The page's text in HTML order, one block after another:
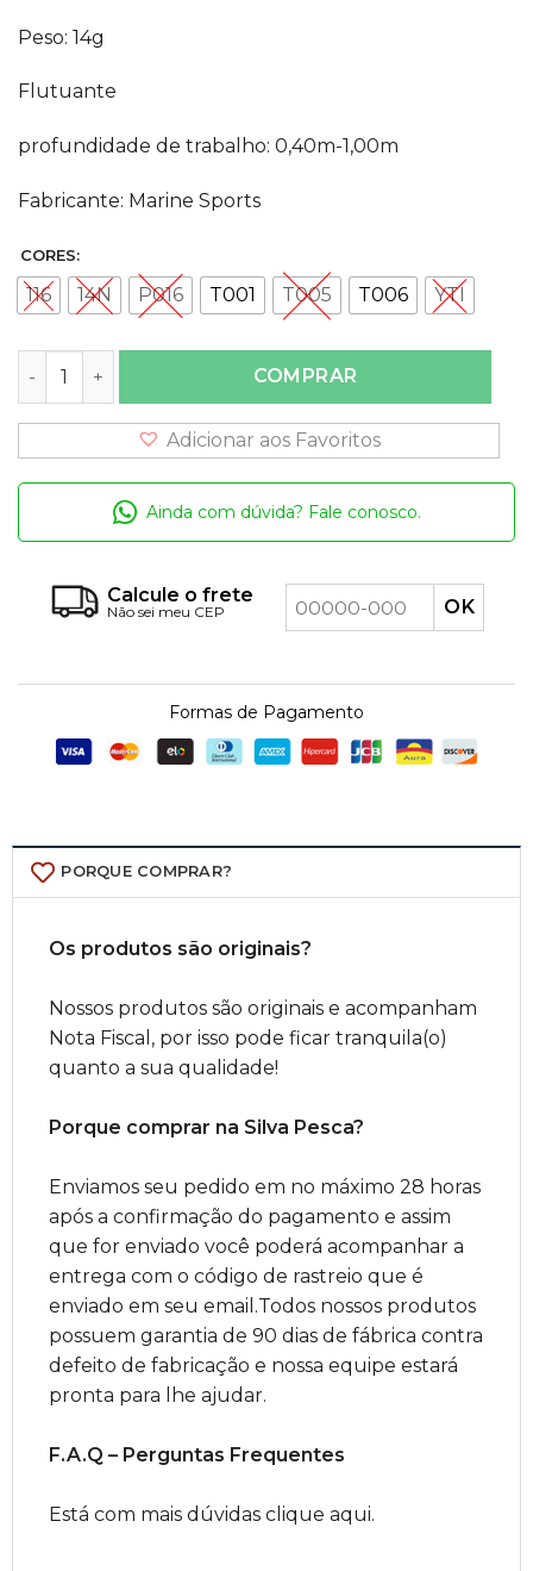
Peso: 14g
Flutuante
profundidade de trabalho: 0,40m-1,00m
Fabricante: Marine Sports
CORES:
116 14N P016 T001 T005 T006 YTI
Isca Savage 95 Marine Sports quantidade
COMPRAR
Adicionar aos Favoritos
Ainda com dúvida? Fale conosco.
Calcule o frete
Não sei meu CEP
Formas de Pagamento
PORQUE COMPRAR?
Os produtos são originais?
Nossos produtos são originais e acompanham
Nota Fiscal, por isso pode ficar tranquila(o)
quanto a sua qualidade!
Porque comprar na Silva Pesca?
Enviamos seu pedido em no máximo 28 horas
após a confirmação do pagamento e assim
que for enviado você poderá acompanhar a
entrega com o código de rastreio que é
enviado em seu email.Todos nossos produtos
possuem garantia de 90 dias de fábrica contra
defeito de fabricação e nossa equipe estará
pronta para lhe ajudar.
F.A.Q – Perguntas Frequentes
Está com mais dúvidas clique aqui.